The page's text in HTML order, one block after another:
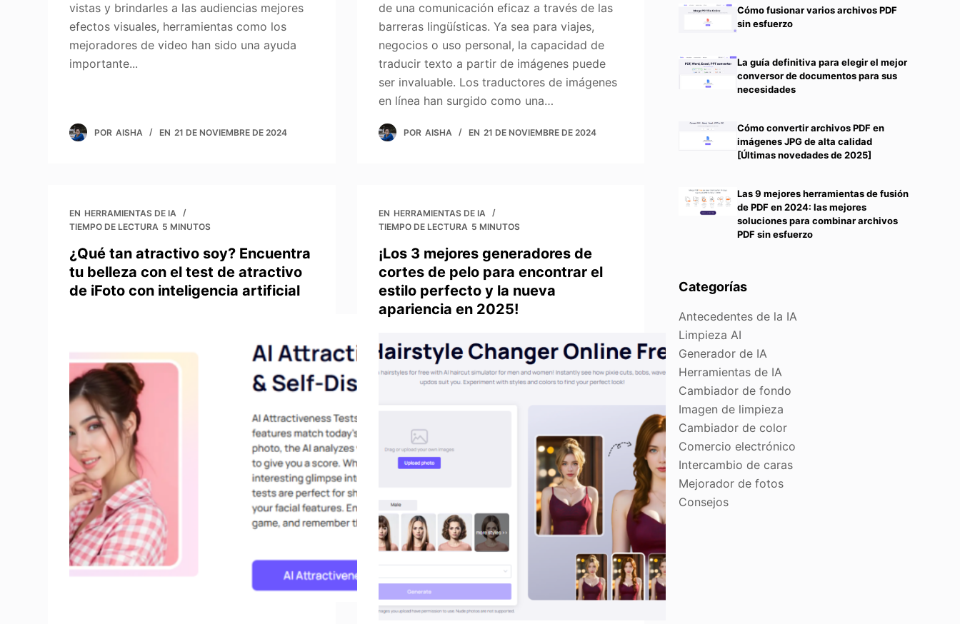
vistas y brindarles a las audiencias mejores
efectos visuales, herramientas como los
mejoradores de video han sido una ayuda
importante...
POR AISHA EN 21 DE NOVIEMBRE DE 2024
de una comunicación eficaz a través de las
barreras lingüísticas. Ya sea para viajes,
negocios o uso personal, la capacidad de
traducir texto a partir de imágenes puede
ser invaluable. Los traductores de imágenes
en línea han surgido como una…
POR AISHA EN 21 DE NOVIEMBRE DE 2024
EN HERRAMIENTAS DE IA
TIEMPO DE LECTURA 5 MINUTOS
¿Qué tan atractivo soy? Encuentra
tu belleza con el test de atractivo
de iFoto con inteligencia artificial
EN HERRAMIENTAS DE IA
TIEMPO DE LECTURA 5 MINUTOS
¡Los 3 mejores generadores de
cortes de pelo para encontrar el
estilo perfecto y la nueva
apariencia en 2025!
Cómo fusionar varios archivos PDF
sin esfuerzo
La guía definitiva para elegir el mejor
conversor de documentos para sus
necesidades
Cómo convertir archivos PDF en
imágenes JPG de alta calidad
[Últimas novedades de 2025]
Las 9 mejores herramientas de fusión
de PDF en 2024: las mejores
soluciones para combinar archivos
PDF sin esfuerzo
Categorías
Antecedentes de la IA
Limpieza AI
Generador de IA
Herramientas de IA
Cambiador de fondo
Imagen de limpieza
Cambiador de color
Comercio electrónico
Intercambio de caras
Mejorador de fotos
Consejos